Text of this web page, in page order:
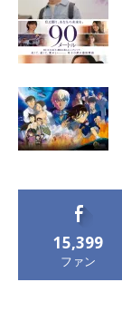
15,399
ファン